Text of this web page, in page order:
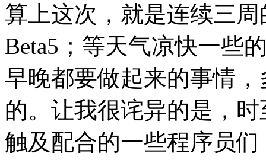
算上这次，就是连续三
Beta5；等天气凉快一些
早晚都要做起来的事情
的。让我很诧异的是，
触及配合的一些程序员